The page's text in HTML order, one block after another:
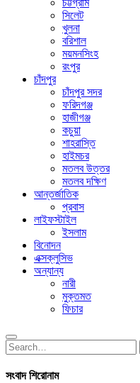
চট্টগ্রাম
সিলেট
খুলনা
বরিশাল
ময়মনসিংহ
রংপুর
চাঁদপুর
চাঁদপুর সদর
ফরিদগঞ্জ
হাজীগঞ্জ
কচুয়া
শাহরাস্তি
হাইমচর
মতলব উত্তর
মতলব দক্ষিণ
আন্তর্জাতিক
প্রবাস
লাইফস্টাইল
ইসলাম
বিনোদন
এক্সক্লুসিভ
অন্যান্য
নারী
মুক্তমত
ফিচার
Search
for:
Search
সংবাদ শিরোনাম